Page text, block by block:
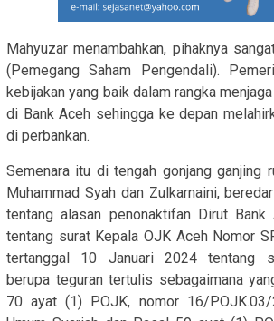
Mahyuzar menambahkan, pihaknya
(Pemegang Saham Pengendali).
kebijakan yang baik dalam rangka
di Bank Aceh sehingga ke depan
di perbankan.
Semenara itu di tengah gonjang ganjing
Muhammad Syah dan Zulkarnaini,
tentang alasan penonaktifan Dirut Bank
tentang surat Kepala OJK Aceh Nomor
tertanggal 10 Januari 2024 tentang
berupa teguran tertulis sebagaimana
70 ayat (1) POJK, nomor 16/